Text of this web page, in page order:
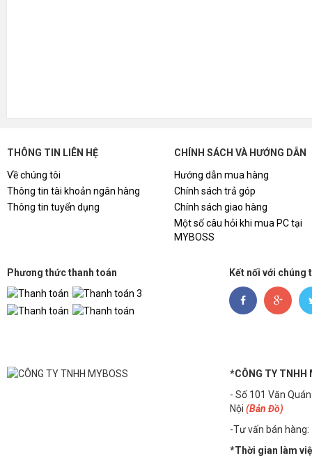
THÔNG TIN LIÊN HỆ
Về chúng tôi
Thông tin tài khoản ngân hàng
Thông tin tuyển dụng
CHÍNH SÁCH VÀ HƯỚNG DẪN
Hướng dẫn mua hàng
Chính sách trả góp
Chính sách giao hàng
Một số câu hỏi khi mua PC tại
MYBOSS
Phương thức thanh toán Kết nối với chúng
*CÔNG TY TNHH
- Số 101 Văn
Nội (Bản Đồ)
-Tư vấn bán hàng:
*Thời gian làm